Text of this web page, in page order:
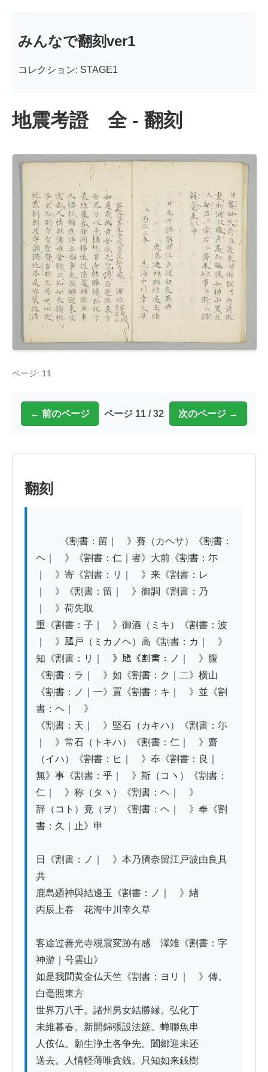
みんなで翻刻ver1
コレクション: STAGE1
地震考證 全 - 翻刻
ページ: 11
← 前のページ ページ 11 / 32 次のページ →
翻刻
ヘ｜　》《割書：仁｜者》大前《割書：尓
｜　》寄《割書：リ｜　》来《割書：レ
｜　》《割書：留｜　》御調《割書：乃
｜　》荷先取
重《割書：子｜　》御酒（ミキ）《割書：波
｜　》𤭖戸（ミカノヘ）高《割書：カ｜　》
知《割書：リ｜　》𤭖《割書：ノ｜　》腹
《割書：ラ｜　》如《割書：ク｜二》横山
《割書：ノ｜一》置《割書：キ｜　》並《割
書：ヘ｜　》
《割書：天｜　》堅石（カキハ）《割書：尓
｜　》常石（トキハ）《割書：仁｜　》齋
（イハ）《割書：ヒ｜　》奉《割書：良｜
無》事《割書：乎｜　》斯（コヽ）《割書：
仁｜　》称（タヽ）《割書：ヘ｜　》
辞（コト）竟（ヲ）《割書：ヘ｜　》奉《割
書：久｜止》申
日《割書：ノ｜　》本乃臍奈留江戸波由良具
共
鹿島廼神與結邊玉《割書：ノ｜　》緖
丙辰上春　花海中川幸久草
客途过善光寺覌震変跡有感　澤雉《割書：字
神游｜号雲山》
如是我聞黄金仏天竺《割書：ヨリ｜　》傳。
白毫照東方
世界万八千。諸州男女結勝縁。弘化丁
未維暮春。新開錦張設法筵。蝉聯魚串
人侒仏。願生浄土各争先。闔郷迎未还
送去。人情軽薄唯貪銭。只知如来銭樹